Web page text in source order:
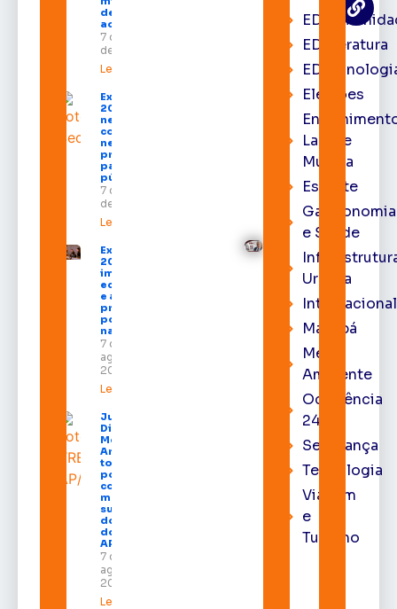
destinados
ao Amapá
7 de agosto
de 2026
Leia mais »
Expofeira
2026 começa
neste sábado
com shows,
negócios e
programação
para todos os
públicos
7 de agosto
de 2026
Leia mais »
Expofeira
2026
impulsiona
economia
e aumenta
procura
por hotéis
na capital
7 de
agosto de
2026
Leia mais »
Juiz
Diego
Moura de
Araújo
toma
posse
como
membro
substituto
do Pleno
do TRE-
AP
7 de
agosto de
2026
Leia mais »
EDliteratura
Eleições
Lazer e
Música
Esporte
Gastronomia
e Saúde
Urbana
Internacional
Macapá
Meio
Ambiente
Ocorrência
24h
Segurança
Tecnologia
Viagem
e
Turismo